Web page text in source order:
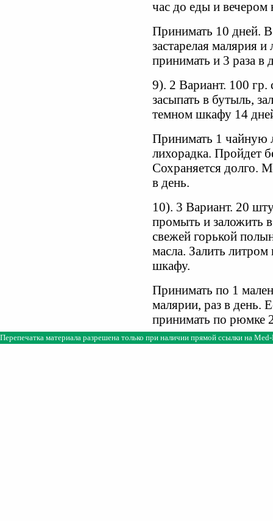
час до еды и вечером
Принимать 10 дней. В
застарелая малярия
принимать и 3 раза в
9). 2 Вариант. 100
засыпать в бутыль,
темном шкафу 14
Принимать 1 чайную
лихорадка. Пройдет
Сохраняется долго.
в день.
10). 3 Вариант. 20
промыть и заложить
свежей горькой
масла. Залить
шкафу.
Принимать по 1
малярии, раз в день.
принимать по рюмке
Перепечатка материала разрешена только при наличии прямой ссылки на